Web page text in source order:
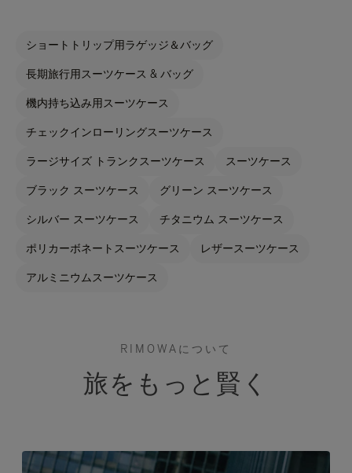
ショートトリップ用ラゲッジ＆バッグ
長期旅行用スーツケース & バッグ
機内持ち込み用スーツケース
チェックインローリングスーツケース
ラージサイズ トランクスーツケース スーツケース
ブラック スーツケース グリーン スーツケース
シルバー スーツケース チタニウム スーツケース
ポリカーボネートスーツケース レザースーツケース
アルミニウムスーツケース
RIMOWAについて
旅をもっと賢く